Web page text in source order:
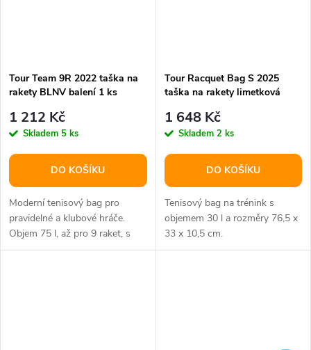
Tour Team 9R 2022 taška na
rakety BLNV balení 1 ks
1 212 Kč
Skladem 5 ks
DO KOŠÍKU
Moderní tenisový bag pro
pravidelné a klubové hráče.
Objem 75 l, až pro 9 raket, s
technologií CCT+.
Tour Racquet Bag S 2025
taška na rakety limetková
1 648 Kč
Skladem 2 ks
DO KOŠÍKU
Tenisový bag na trénink s
objemem 30 l a rozměry 76,5 x
33 x 10,5 cm.